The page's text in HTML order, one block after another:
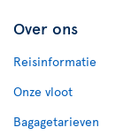
Over ons
Reisinformatie
Onze vloot
Bagagetarieven